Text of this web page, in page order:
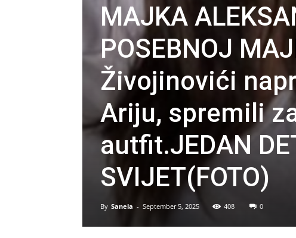
MAJKA
POSEBNOJ
Živojinovići
Ariju, spremili
autfit.JEDAN
SVIJET(FOTO)
By Sanela - September 5, 2025 408 0